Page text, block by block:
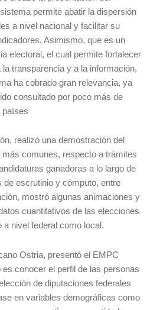
permite abatir la dispersión
a nivel nacional y facilitar su
Asimismo, que es un
electoral, el cual permite fortalecer
transparencia y a la información,
ha cobrado gran relevancia, ya
consultado por poco más de
países
realizó una demostración del
comunes, respecto a trámites
ganadoras a lo largo de
de escrutinio y cómputo, entre
mostró algunas animaciones y
cuantitativos de las elecciones
a nivel federal como local.
Ostria, presentó el EMPC
conocer el perfil de las personas
de diputaciones federales
en variables demográficas como